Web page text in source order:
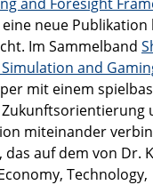
eine neue Publikation
Im Sammelband
and
mit einem
miteinander
, das auf dem von Dr.
Technology,